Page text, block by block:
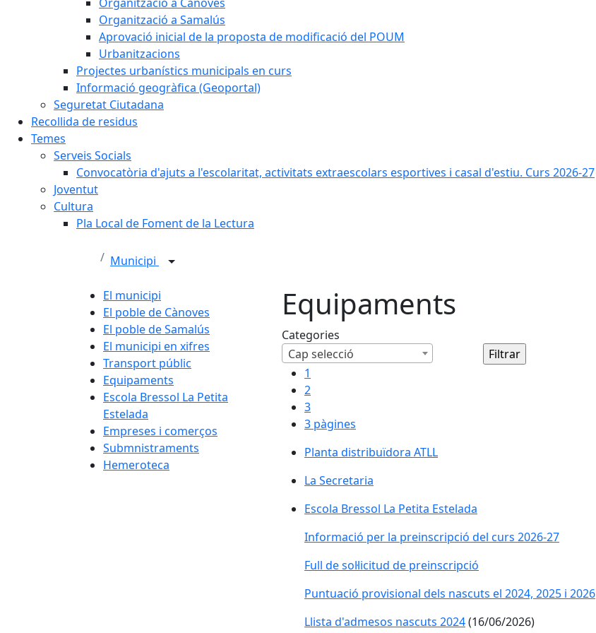
Organització a Samalús
Aprovació inicial de la proposta de modificació del POUM
Urbanitzacions
Projectes urbanístics municipals en curs
Informació geogràfica (Geoportal)
Seguretat Ciutadana
Recollida de residus
Temes
Serveis Socials
Convocatòria d'ajuts a l'escolaritat, activitats extraescolars esportives i casal d'estiu. Curs 2026-27
Joventut
Cultura
Pla Local de Foment de la Lectura
Municipi
El municipi
El poble de Cànoves
El poble de Samalús
El municipi en xifres
Transport públic
Equipaments
Escola Bressol La Petita
Estelada
Empreses i comerços
Submnistraments
Hemeroteca
Equipaments
Categories
Cap selecció
1
2
3
3 pàgines
Planta distribuïdora ATLL
Planta distribuïdora ATLL
La Secretaria
La Secretaria
Escola Bressol La Petita Estelada
Escola Bressol La Petita Estelada
Informació per la preinscripció del curs 2026-27
Full de sol·licitud de preinscripció
Puntuació provisional dels nascuts el 2024, 2025 i 2026
Llista d'admesos nascuts 2024(16/06/2026)